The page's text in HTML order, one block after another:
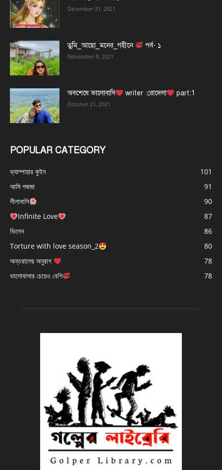
December 31, 2021
তুমি_আছো_মনের_গহীনে পর্ব- ১
November 8, 2021
অবশেষে ভালোবাসি writer :রোদেলা part:1
October 21, 2021
POPULAR CATEGORY
ভ্যাম্পায়ার কুইন
101
আমি পদ্মজা
91
লীলাবালি
90
Infinite Love
87
ভিলেন
86
Torture with love season_2
80
অন্তরালের অনুরাগ
78
ভালোবাসার চেয়েও বেশি
78